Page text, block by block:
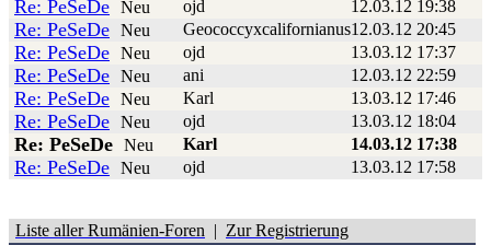
Re: PeSeDe Neu ojd 12.03.12 19:38
Re: PeSeDe Neu Geococcyxcalifornianus12.03.12 20:45
Re: PeSeDe Neu ojd 13.03.12 17:37
Re: PeSeDe Neu ani 12.03.12 22:59
Re: PeSeDe Neu Karl 13.03.12 17:46
Re: PeSeDe Neu ojd 13.03.12 18:04
Re: PeSeDe Neu Karl 14.03.12 17:38
Re: PeSeDe Neu ojd 13.03.12 17:58
Liste aller Rumänien-Foren | Zur Registrierung